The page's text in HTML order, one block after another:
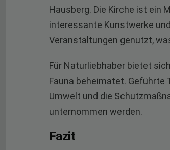
Hausberg. Die Kirche ist ein
interessante Kunstwerke
Veranstaltungen genutzt,
Für Naturliebhaber bietet
Fauna beheimatet. Geführte
Umwelt und die
unternommen werden.
Fazit